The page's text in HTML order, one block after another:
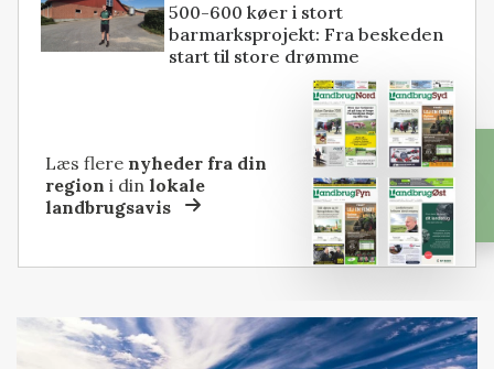
500-600 køer i stort
barmarksprojekt: Fra beskeden
start til store drømme
Læs flere nyheder fra din
region i dinlokale
landbrugsavis